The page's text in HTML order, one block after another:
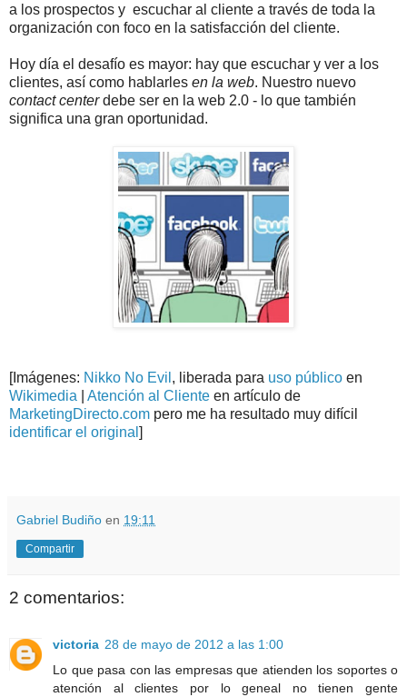
a los prospectos y escuchar al cliente a través de toda la
organización con foco en la satisfacción del cliente.
Hoy día el desafío es mayor: hay que escuchar y ver a los
clientes, así como hablarles en la web. Nuestro nuevo
contact centerdebe ser en la web 2.0 - lo que también
significa una gran oportunidad.
[Imágenes: Nikko No Evil , liberada para uso público en
Wikimedia
Atención al Cliente en artículo de
MarketingDirecto.com pero me ha resultado muy difícil
identificar el original ]
Gabriel Budiño en 19:11
Compartir
2 comentarios:
victoria 28 de mayo de 2012 a las 1:00
Lo que pasa con las empresas que atienden los soportes o
atención al clientes por lo geneal no tienen gente